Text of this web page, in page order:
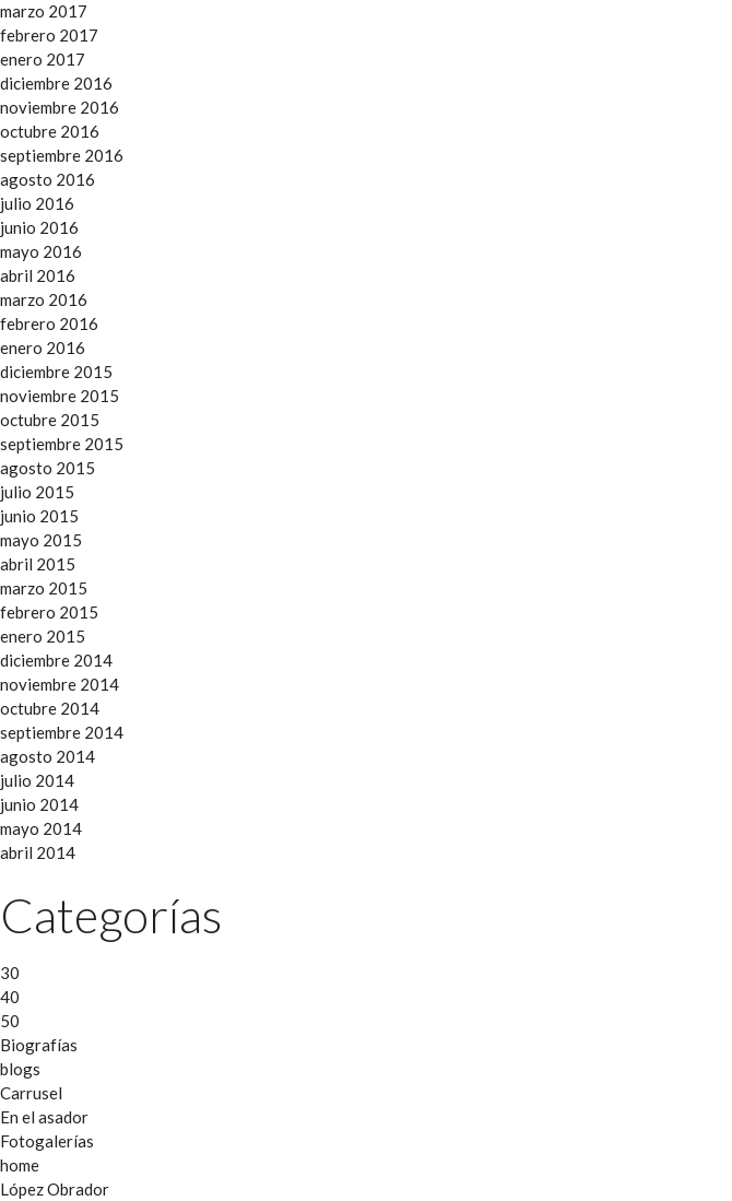
marzo 2017
febrero 2017
enero 2017
diciembre 2016
noviembre 2016
octubre 2016
septiembre 2016
agosto 2016
julio 2016
junio 2016
mayo 2016
abril 2016
marzo 2016
febrero 2016
enero 2016
diciembre 2015
noviembre 2015
octubre 2015
septiembre 2015
agosto 2015
julio 2015
junio 2015
mayo 2015
abril 2015
marzo 2015
febrero 2015
enero 2015
diciembre 2014
noviembre 2014
octubre 2014
septiembre 2014
agosto 2014
julio 2014
junio 2014
mayo 2014
abril 2014
Categorías
30
40
50
Biografías
blogs
Carrusel
En el asador
Fotogalerías
home
López Obrador